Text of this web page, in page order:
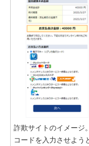
詐欺サイトのイメージ
コードを入力させよう